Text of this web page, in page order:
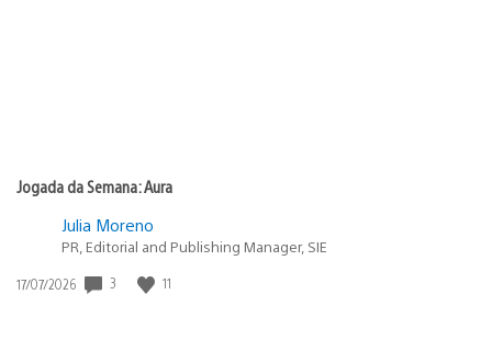
Jogada da Semana: Aura
Julia Moreno
PR, Editorial and Publishing Manager, SIE
Data
17/07/2026 3 11